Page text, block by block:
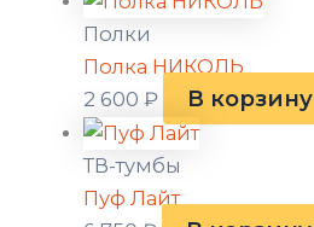
Полки
Полка НИКОЛЬ
2 600₽ В корзину
ТВ-тумбы
Пуф Лайт